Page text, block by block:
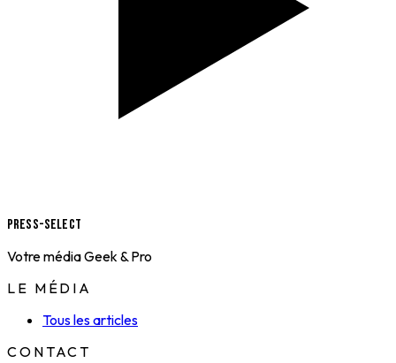
Press-Select
Votre média Geek & Pro
LE MÉDIA
Tous les articles
CONTACT